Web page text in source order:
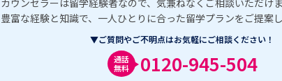
カウンセラーは留学経験者なので、気兼ねなくご相談いただけま
豊富な経験と知識で、一人ひとりに合った留学プランをご提案し
▼ご質問やご不明点はお気軽にご相談ください！
通話
無料
0120-945-504